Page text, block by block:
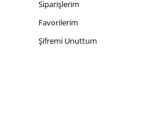
Siparişlerim
Favorilerim
Şifremi Unuttum